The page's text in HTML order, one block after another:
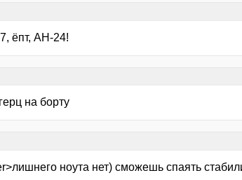
ёпт, АН-24!
на борту
ноута нет) сможешь спаять